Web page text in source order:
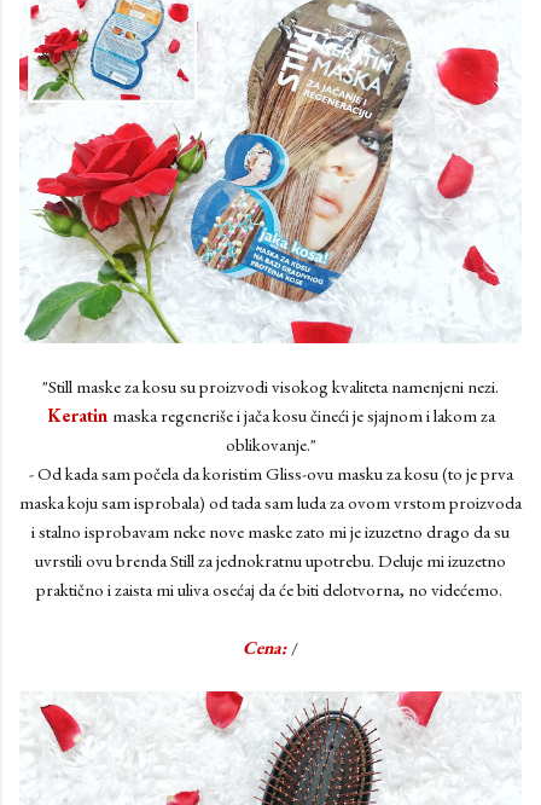
"Still maske za kosu su proizvodi visokog kvaliteta namenjeni nezi.
Keratin maska regeneriše i jača kosu čineći je sjajnom i lakom za
oblikovanje."
- Od kada sam počela da koristim Gliss-ovu masku za kosu (to je prva
maska koju sam isprobala) od tada sam luda za ovom vrstom proizvoda
i stalno isprobavam neke nove maske zato mi je izuzetno drago da su
uvrstili ovu brenda Still za jednokratnu upotrebu. Deluje mi izuzetno
praktično i zaista mi uliva osećaj da će biti delotvorna, no videćemo.
Cena: /